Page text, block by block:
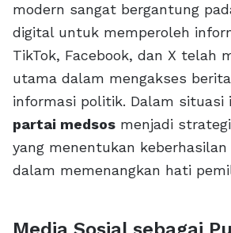
modern sangat bergantung
digital untuk memperoleh
TikTok, Facebook, dan X telah
utama dalam mengakses
informasi politik. Dalam situasi
partai medsos menjadi
yang menentukan
dalam memenangkan hati